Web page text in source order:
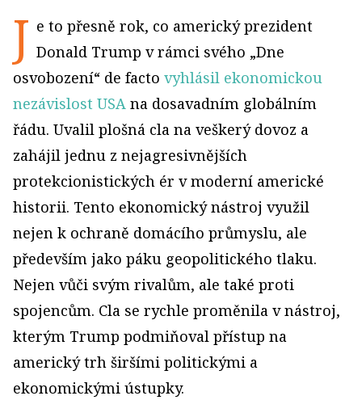
J e to přesně rok, co americký prezident
Donald Trump v rámci svého „Dne
osvobození“ de facto vyhlásil ekonomickou
nezávislost USA na dosavadním globálním
řádu. Uvalil plošná cla na veškerý dovoz a
zahájil jednu z nejagresivnějších
protekcionistických ér v moderní americké
historii. Tento ekonomický nástroj využil
nejen k ochraně domácího průmyslu, ale
především jako páku geopolitického tlaku.
Nejen vůči svým rivalům, ale také proti
spojencům. Cla se rychle proměnila v nástroj,
kterým Trump podmiňoval přístup na
americký trh širšími politickými a
ekonomickými ústupky.